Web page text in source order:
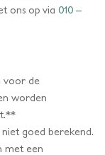
ons op via 010 –
voor de
worden
goed berekend.
met een